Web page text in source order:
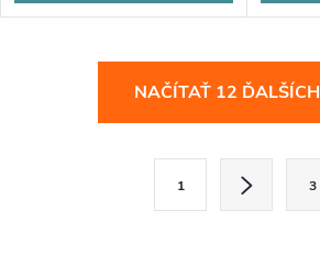
NAČÍTAŤ 12 ĎALŠÍCH
1 3